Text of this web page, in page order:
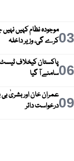
03موجودہ نظام کہیں
کرے گی، وزیر داخلہ
06سامنے آ گیا
09عمران خان اور بشریٰ
درخواست دائر